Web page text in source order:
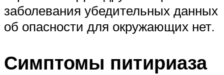
заболевания убедительных данных
об опасности для окружающих нет.
Симптомы питириаза